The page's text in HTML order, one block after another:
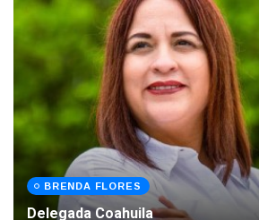
BRENDA FLORES
Delegada Coahuila